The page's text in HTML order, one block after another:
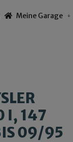
Meine Garage
I, 147
09/95